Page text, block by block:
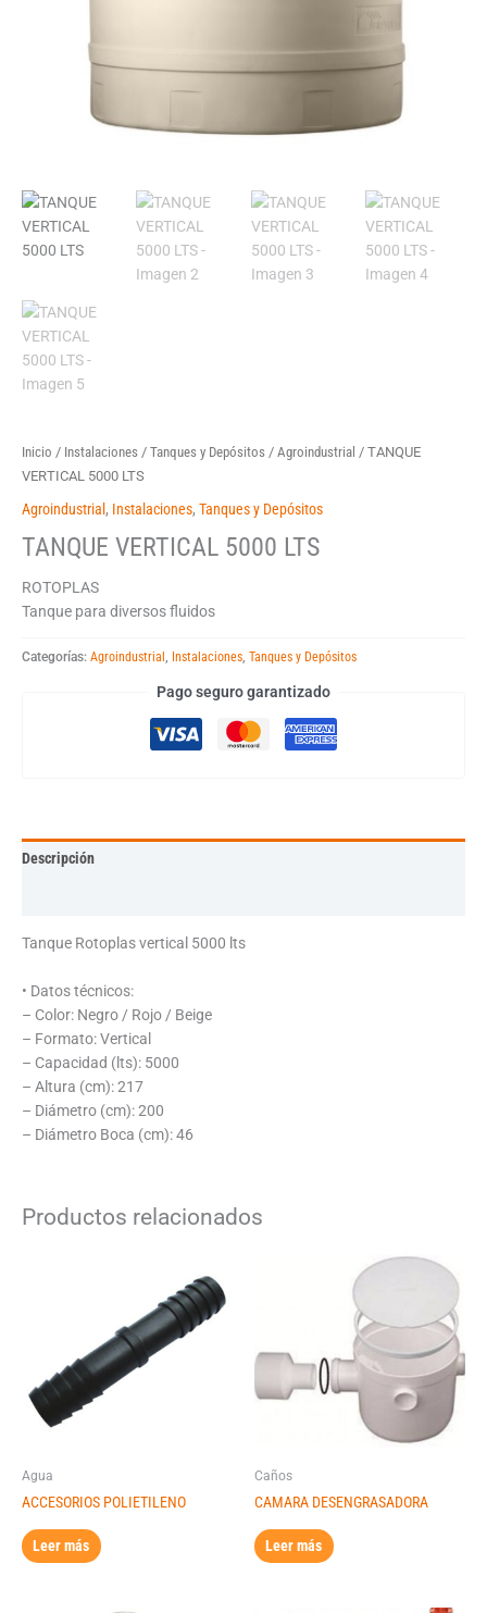
Inicio / Instalaciones / Tanques y Depósitos / Agroindustrial / TANQUE
VERTICAL 5000 LTS
Agroindustrial , Instalaciones, Tanques y Depósitos
TANQUE VERTICAL 5000 LTS
ROTOPLAS
Tanque para diversos fluidos
Categorías: Agroindustrial , Instalaciones, Tanques y Depósitos
Pago seguro garantizado
Descripción
Tanque Rotoplas vertical 5000 lts
• Datos técnicos:
– Color: Negro / Rojo / Beige
– Formato: Vertical
– Capacidad (lts): 5000
– Altura (cm): 217
– Diámetro (cm): 200
– Diámetro Boca (cm): 46
Productos relacionados
Agua
ACCESORIOS POLIETILENO
Leer más
Caños
CAMARA DESENGRASADORA
Leer más